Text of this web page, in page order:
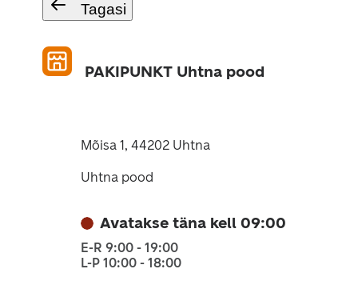
Tagasi
PAKIPUNKT Uhtna pood
Mõisa 1, 44202 Uhtna
Uhtna pood
Avatakse täna kell 09:00
E-R 9:00 - 19:00
L-P 10:00 - 18:00